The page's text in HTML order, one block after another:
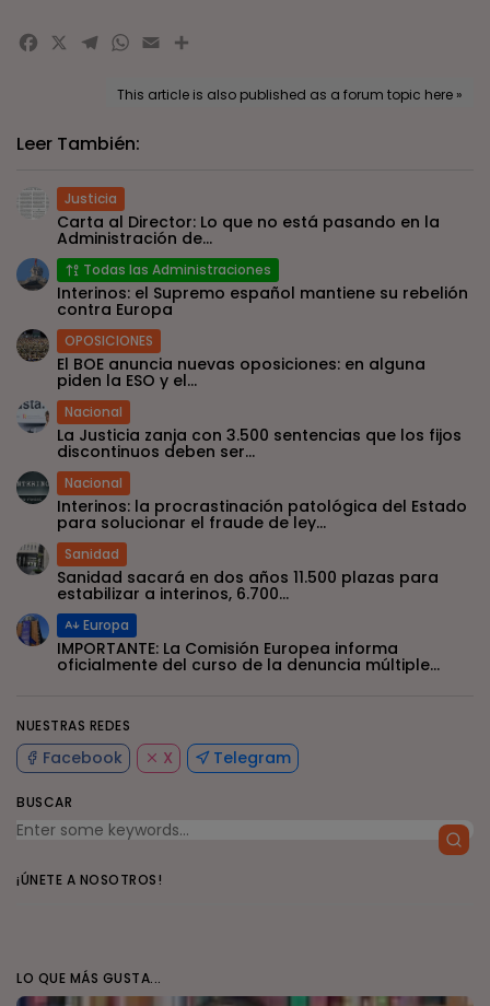
NUESTRAS REDES
Facebook X Telegram
BUSCAR
¡ÚNETE A NOSOTROS!
LO QUE MÁS GUSTA...
Facebook
X Telegram
WhatsApp
EmailCompartir
This article is also published as a forum topic here »
Leer También:
Justicia
Carta al Director: Lo que no está pasando en la
Administración de...
Todas las Administraciones
Interinos: el Supremo español mantiene su rebelión
contra Europa
OPOSICIONES
El BOE anuncia nuevas oposiciones: en alguna
piden la ESO y el...
Nacional
La Justicia zanja con 3.500 sentencias que los fijos
discontinuos deben ser...
Nacional
Interinos: la procrastinación patológica del Estado
para solucionar el fraude de ley...
Sanidad
Sanidad sacará en dos años 11.500 plazas para
estabilizar a interinos, 6.700...
Europa
IMPORTANTE: La Comisión Europea informa
oficialmente del curso de la denuncia múltiple...